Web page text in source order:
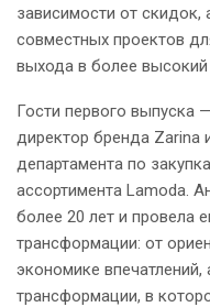
зависимости от скидок,
совместных проектов
выхода в более высокий
Гости первого выпуска —
директор бренда Zarina
департамента по
ассортимента Lamoda.
более 20 лет и провела
трансформации: от
экономике
трансформации, в